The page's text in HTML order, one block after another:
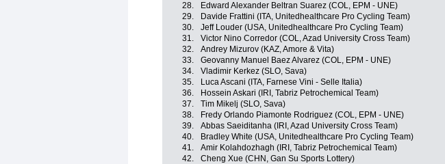
28.
Edward Alexander Beltran Suarez (COL, EPM - UNE)
29.
Davide Frattini (ITA, Unitedhealthcare Pro Cycling Team)
30.
Jeff Louder (USA, Unitedhealthcare Pro Cycling Team)
31.
Victor Nino Corredor (COL, Azad University Cross Team)
32.
Andrey Mizurov (KAZ, Amore & Vita)
33.
Geovanny Manuel Baez Alvarez (COL, EPM - UNE)
34.
Vladimir Kerkez (SLO, Sava)
35.
Luca Ascani (ITA, Farnese Vini - Selle Italia)
36.
Hossein Askari (IRI, Tabriz Petrochemical Team)
37.
Tim Mikelj (SLO, Sava)
38.
Fredy Orlando Piamonte Rodriguez (COL, EPM - UNE)
39.
Abbas Saeiditanha (IRI, Azad University Cross Team)
40.
Bradley White (USA, Unitedhealthcare Pro Cycling Team)
41.
Amir Kolahdozhagh (IRI, Tabriz Petrochemical Team)
42.
Cheng Xue (CHN, Gan Su Sports Lottery)